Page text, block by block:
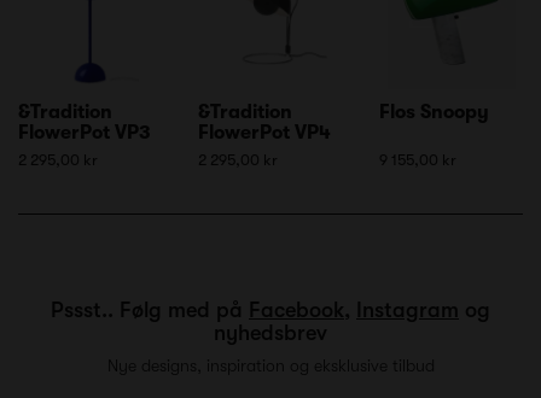
&Tradition
FlowerPot VP3
2 295,00 kr
&Tradition
FlowerPot VP4
2 295,00 kr
Flos Snoopy
9 155,00 kr
Pssst.. Følg med på Facebook, Instagram og
nyhedsbrev
Nye designs, inspiration og eksklusive tilbud